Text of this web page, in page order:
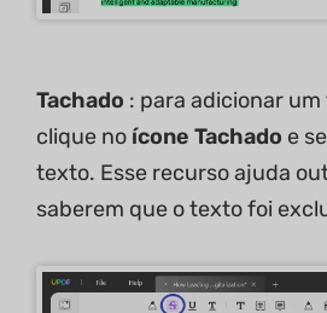
Tachado : para adicionar
clique no ícone Tachado e
texto. Esse recurso ajuda
saberem que o texto foi